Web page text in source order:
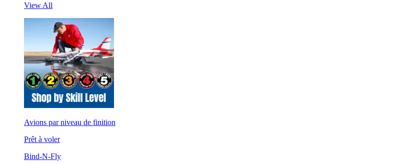
View All
Avions par niveau de finition
Prêt à voler
Bind-N-Fly